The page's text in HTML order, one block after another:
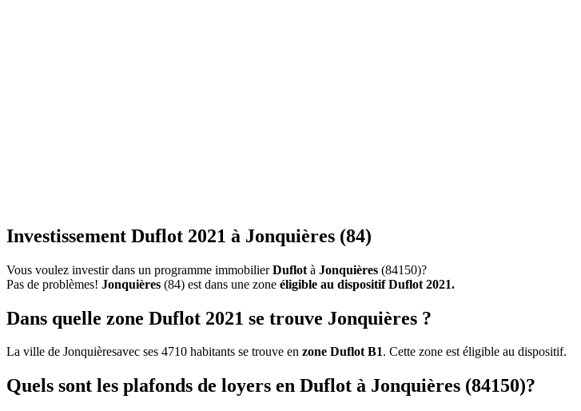
Investissement Duflot 2021 à Jonquières (84)
Vous voulez investir dans un programme immobilierDuflot à Jonquières (84150)?
Pas de problèmes! Jonquières (84) est dans une zone éligible au dispositif Duflot 2021.
Dans quelle zone Duflot 2021 se trouve Jonquières ?
La ville de Jonquièresavec ses 4710 habitants se trouve en zone Duflot B1. Cette zone est éligible au dispositif.
Quels sont les plafonds de loyers en Duflot à Jonquières (84150)?